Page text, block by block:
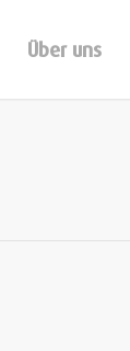
Über uns